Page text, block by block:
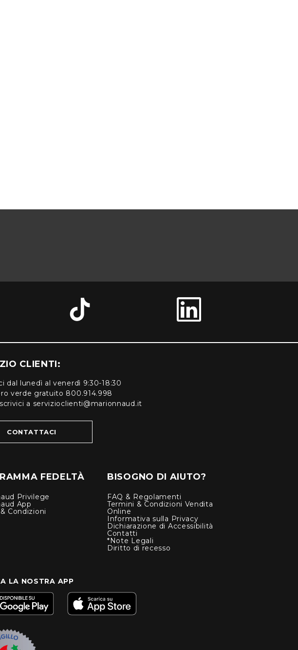
CLIENTI:
dal lunedì al venerdì 9:30-18:30
verde gratuito 800.914.998
a servizioclienti@marionnaud.it
CONTATTACI
FEDELTÀ
Privilege
App
Condizioni
BISOGNO DI AIUTO?
FAQ & Regolamenti
Termini & Condizioni Vendita
Online
Informativa sulla Privacy
Dichiarazione di Accessibilità
Contatti
*Note Legali
Diritto di recesso
LA NOSTRA APP